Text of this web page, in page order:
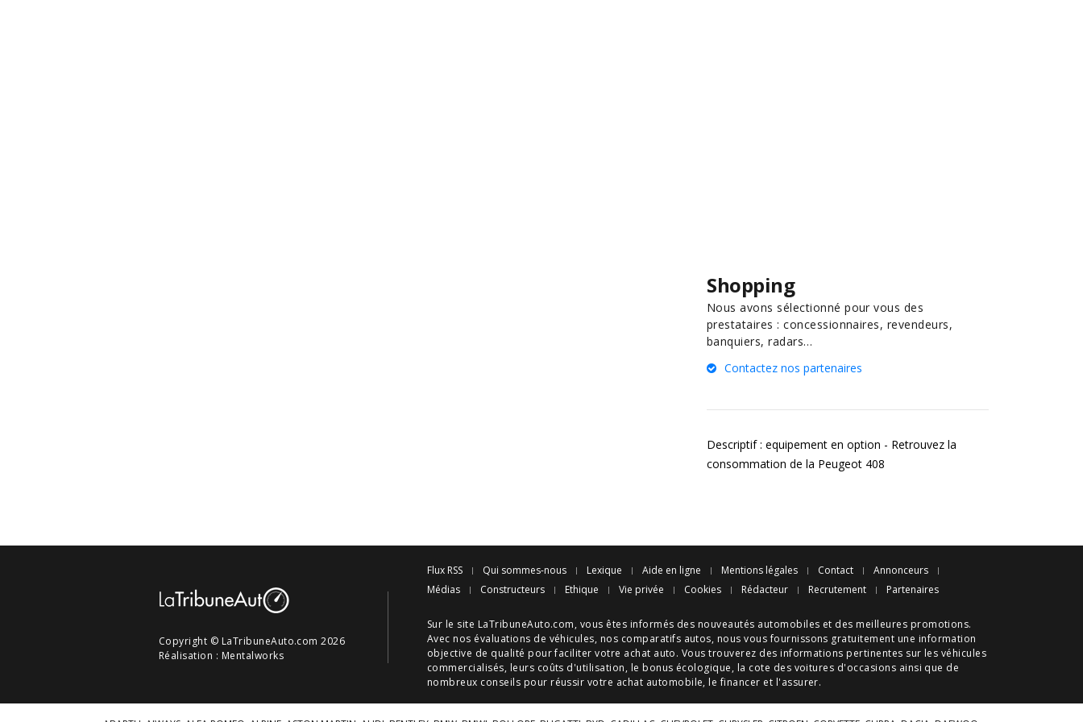
Shopping
Nous avons sélectionné pour vous des
prestataires : concessionnaires, revendeurs,
banquiers, radars…
Contactez nos partenaires
Descriptif : equipement en option - Retrouvez la
consommation de la Peugeot 408
Copyright © LaTribuneAuto.com 2026
Réalisation : Mentalworks
Flux RSS Qui sommes-nous Lexique Aide en ligne Mentions légales Contact
Annonceurs
Médias
Constructeurs Ethique Vie privée Cookies Rédacteur Recrutement Partenaires
Sur le site LaTribuneAuto.com, vous êtes informés des nouveautés automobiles et des meilleures promotions.
Avec nos évaluations de véhicules, nos comparatifs autos, nous vous fournissons gratuitement une information
objective de qualité pour faciliter votre achat auto. Vous trouverez des informations pertinentes sur les véhicules
commercialisés, leurs coûts d'utilisation, le bonus écologique, la cote des voitures d'occasions ainsi que de
nombreux conseils pour réussir votre achat automobile, le financer et l'assurer.